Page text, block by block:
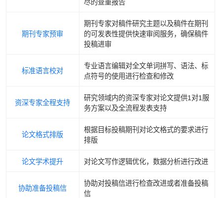
尽的查重报告
期刊专家预审
期刊专家对稿件研究主题以及稿件在期刊
的可发表性提供快速审阅服务，确保稿件
投稿进审
标准语言校对
专业语言编辑对全文单词拼写、语法、标
点符号的使用进行检查和修改
资深专家全程支持
研究领域内的资深专家对论文提供1对1服
务方案以及全流程发表支持
论文格式排版
根据目标投稿期刊对论文格式的要求进行
排版
论文学术提升 对论文写作逻辑优化，数据分析进行改进
协助准备投稿信
协助对投稿信进行检查改进或者准备投稿
信